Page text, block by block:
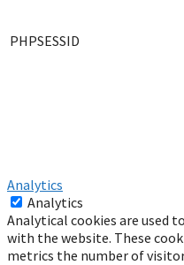
PHPSESSID
Analytics
Analytics
Analytical cookies are used
with the website. These
metrics the number of